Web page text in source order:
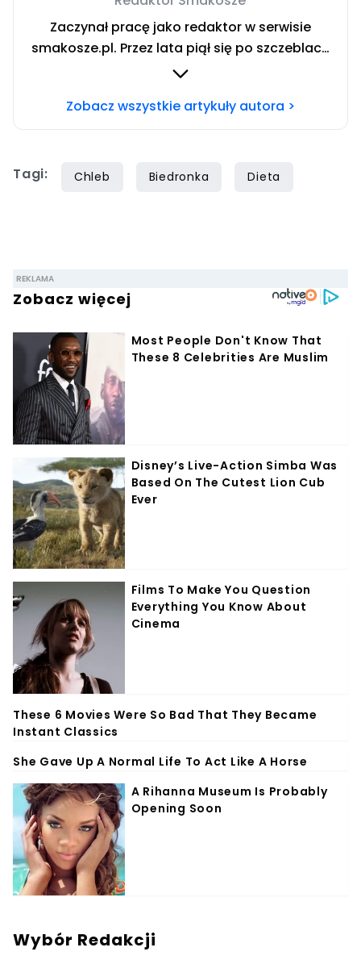
Zaczynał pracę jako redaktor w serwisie
smakosze.pl. Przez lata piął się po szczeblach
przez stanowiska wydawnicze, w serwisach
oraz papilot.pl. Przez ponad rok dbał o serwis
siedem lat, lecz gotowaniem i pisaniem o
Zobacz wszystkie artykuły autora >
Tagi: Chleb Biedronka Dieta
Wybór Redakcji